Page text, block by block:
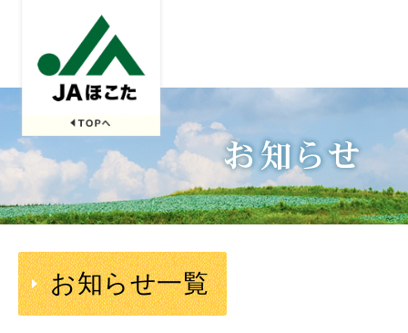
お知らせ一覧